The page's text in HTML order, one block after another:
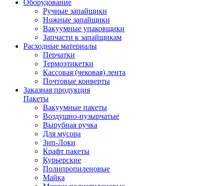
Оборудование
Ручные запайщики
Ножные запайщики
Вакуумные упаковщики
Запчасти к запайщикам
Расходные материалы
Перчатки
Термоэтикетки
Кассовая (чековая) лента
Почтовые конверты
Заказная продукция
Пакеты
Вакуумные пакеты
Воздушно-пузырчатые
Вырубная ручка
Для мусора
Зип-Локи
Крафт пакеты
Курьерские
Полипропиленовые
Майка